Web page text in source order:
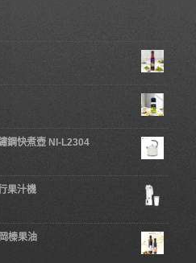
鋼快煮壺 NI-L2304
果汁機
榛果油